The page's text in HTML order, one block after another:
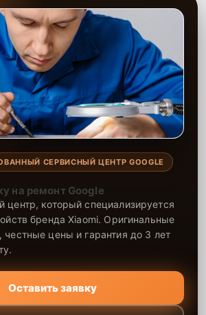
СЕРВИСНЫЙ ЦЕНТР GOOGLE
на ремонт Google
который специализируется
бренда Xiaomi. Оригинальные
цены и гарантия до 3 лет
Оставить заявку